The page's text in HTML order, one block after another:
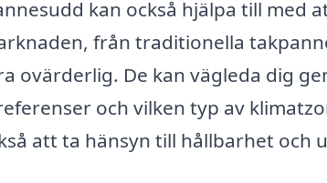
kan också hjälpa till med
från traditionella
ovärderlig. De kan vägleda dig
och vilken typ av
att ta hänsyn till hållbarhet och